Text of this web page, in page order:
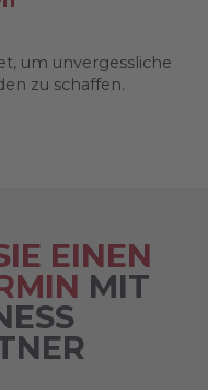
um unvergessliche
zu schaffen.
EINEN
MIT